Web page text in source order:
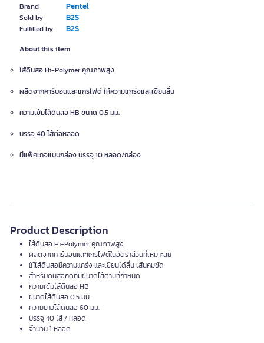
Brand Pentel
Sold by B2S
Fulfilled by B2S
About this item
ไส้ดินสอ Hi-Polymer คุณภาพสูง
ผลิตจากคาร์บอนและแกรไฟต์ ให้ความแกร่งและเขียนลื่น
ความเข้มไส้ดินสอ HB ขนาด 0.5 มม.
บรรจุ 40 ไส้ต่อหลอด
มีแพ็คเกจแบบกล่อง บรรจุ 10 หลอด/กล่อง
Product Description
ไส้ดินสอ Hi-Polymer คุณภาพสูง
ผลิตจากคาร์บอนและแกรไฟต์ในอัตราส่วนที่เหมาะสม
ให้ไส้ดินสอมีความแกร่ง และเขียนได้ลื่น เส้นคมชัด
สำหรับดินสอกดที่มีขนาดไส้ตามที่กำหนด
ความเข้มไส้ดินสอ HB
ขนาดไส้ดินสอ 0.5 มม.
ความยาวไส้ดินสอ 60 มม.
บรรจุ 40 ไส้ / หลอด
จำนวน 1 หลอด